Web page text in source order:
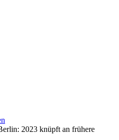
2023 knüpft an frühere